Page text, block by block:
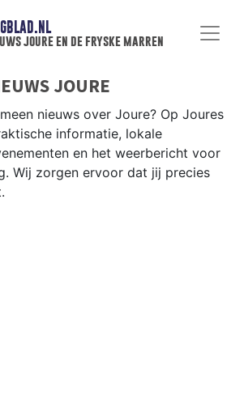
joure en de fryske marren
JOURE
nieuws over Joure? Op Joures
informatie, lokale
en het weerbericht voor
Wij zorgen ervoor dat jij precies